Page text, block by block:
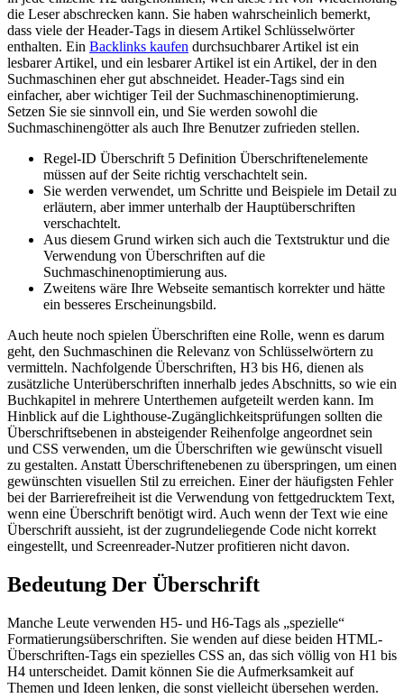
die Leser abschrecken kann. Sie haben wahrscheinlich bemerkt,
dass viele der Header-Tags in diesem Artikel Schlüsselwörter
enthalten. Ein Backlinks kaufen durchsuchbarer Artikel ist ein
lesbarer Artikel, und ein lesbarer Artikel ist ein Artikel, der in den
Suchmaschinen eher gut abschneidet. Header-Tags sind ein
einfacher, aber wichtiger Teil der Suchmaschinenoptimierung.
Setzen Sie sie sinnvoll ein, und Sie werden sowohl die
Suchmaschinengötter als auch Ihre Benutzer zufrieden stellen.
Regel-ID Überschrift 5 Definition Überschriftenelemente
müssen auf der Seite richtig verschachtelt sein.
Sie werden verwendet, um Schritte und Beispiele im Detail zu
erläutern, aber immer unterhalb der Hauptüberschriften
verschachtelt.
Aus diesem Grund wirken sich auch die Textstruktur und die
Verwendung von Überschriften auf die
Suchmaschinenoptimierung aus.
Zweitens wäre Ihre Webseite semantisch korrekter und hätte
ein besseres Erscheinungsbild.
Auch heute noch spielen Überschriften eine Rolle, wenn es darum
geht, den Suchmaschinen die Relevanz von Schlüsselwörtern zu
vermitteln. Nachfolgende Überschriften, H3 bis H6, dienen als
zusätzliche Unterüberschriften innerhalb jedes Abschnitts, so wie ein
Buchkapitel in mehrere Unterthemen aufgeteilt werden kann. Im
Hinblick auf die Lighthouse-Zugänglichkeitsprüfungen sollten die
Überschriftsebenen in absteigender Reihenfolge angeordnet sein
und CSS verwenden, um die Überschriften wie gewünscht visuell
zu gestalten. Anstatt Überschriftenebenen zu überspringen, um einen
gewünschten visuellen Stil zu erreichen. Einer der häufigsten Fehler
bei der Barrierefreiheit ist die Verwendung von fettgedrucktem Text,
wenn eine Überschrift benötigt wird. Auch wenn der Text wie eine
Überschrift aussieht, ist der zugrundeliegende Code nicht korrekt
eingestellt, und Screenreader-Nutzer profitieren nicht davon.
Bedeutung Der Überschrift
Manche Leute verwenden H5- und H6-Tags als „spezielle“
Formatierungsüberschriften. Sie wenden auf diese beiden HTML-
Überschriften-Tags ein spezielles CSS an, das sich völlig von H1 bis
H4 unterscheidet. Damit können Sie die Aufmerksamkeit auf
Themen und Ideen lenken, die sonst vielleicht übersehen werden.